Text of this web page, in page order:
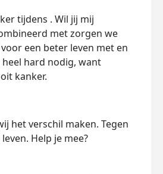
tijdens . Wil jij mij
met zorgen we
een beter leven met en
heel hard nodig, want
kanker.
het verschil maken. Tegen
Help je mee?